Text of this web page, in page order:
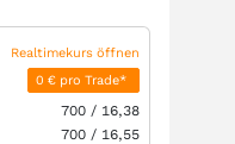
Realtimekurs öffnen
0 € pro Trade*
700 / 16,38
700 / 16,55